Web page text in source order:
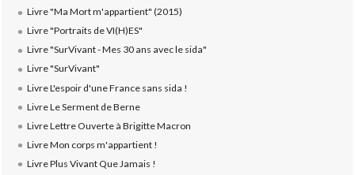
Livre "Ma Mort m'appartient" (2015)
Livre "Portraits de VI(H)ES"
Livre "SurVivant - Mes 30 ans avec le sida"
Livre "SurVivant"
Livre L'espoir d'une France sans sida !
Livre Le Serment de Berne
Livre Lettre Ouverte à Brigitte Macron
Livre Mon corps m'appartient !
Livre Plus Vivant Que Jamais !